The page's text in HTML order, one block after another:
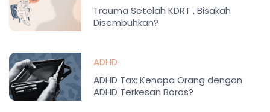
Trauma Setelah KDRT , Bisakah
Disembuhkan?
ADHD
ADHD Tax: Kenapa Orang dengan
ADHD Terkesan Boros?